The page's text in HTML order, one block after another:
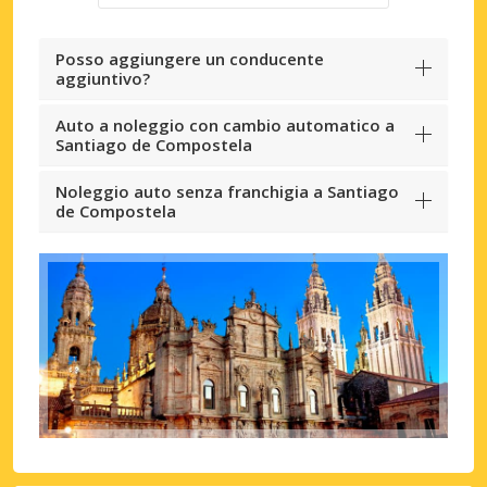
Posso aggiungere un conducente
aggiuntivo?
Auto a noleggio con cambio automatico a
Santiago de Compostela
Noleggio auto senza franchigia a Santiago
de Compostela